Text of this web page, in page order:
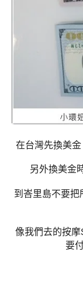
在台灣先換美
另外換美金
到峇里島不要
像我們去的按摩
要